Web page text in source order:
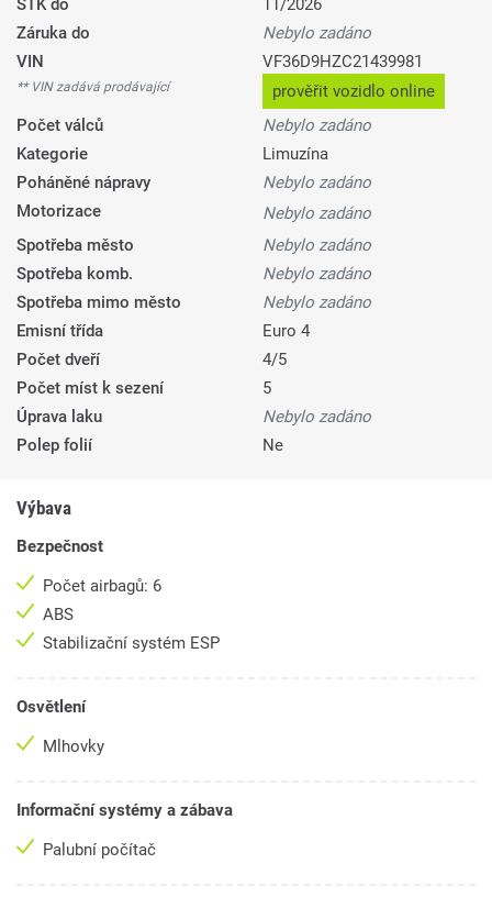
STK do
11/2026
Záruka do
Nebylo zadáno
VIN
** VIN zadává prodávající
VF36D9HZC21439981
prověřit vozidlo online
Počet válců
Nebylo zadáno
Kategorie
Limuzína
Poháněné nápravy
Nebylo zadáno
Motorizace
Nebylo zadáno
Spotřeba město
Nebylo zadáno
Spotřeba komb.
Nebylo zadáno
Spotřeba mimo město
Nebylo zadáno
Emisní třída
Euro 4
Počet dveří
4/5
Počet míst k sezení
5
Úprava laku
Nebylo zadáno
Polep folií
Ne
Výbava
Bezpečnost
Počet airbagů: 6
ABS
Stabilizační systém ESP
Osvětlení
Mlhovky
Informační systémy a zábava
Palubní počítač